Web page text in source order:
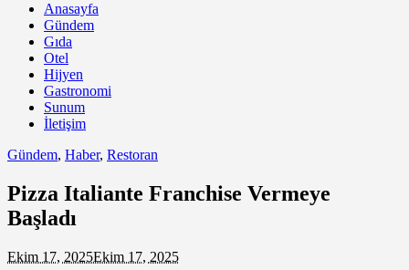
Anasayfa
Gündem
Gıda
Otel
Hijyen
Gastronomi
Sunum
İletişim
Gündem, Haber, Restoran
Pizza Italiante Franchise Vermeye
Başladı
Ekim 17, 2025Ekim 17, 2025